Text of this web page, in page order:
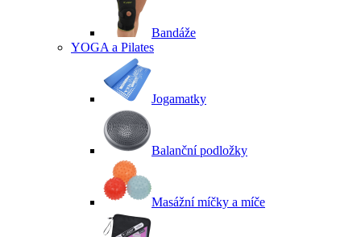
Bandáže
YOGA a Pilates
Jogamatky
Balanční podložky
Masážní míčky a míče